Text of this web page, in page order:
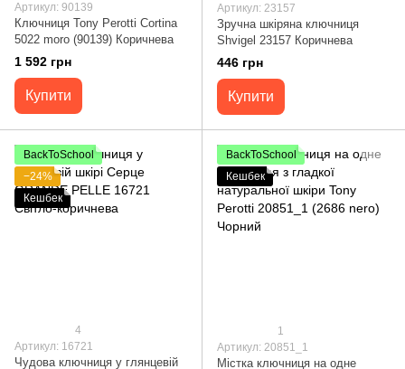
Артикул: 90139
Ключниця Tony Perotti Cortina
5022 moro (90139) Коричнева
1 592 грн
Купити
Артикул: 23157
Зручна шкіряна ключниця
Shvigel 23157 Коричнева
446 грн
Купити
BackToSchool
−24%
Кешбек
4
Артикул: 16721
Чудова ключниця у глянцевій
BackToSchool
Кешбек
1
Артикул: 20851_1
Містка ключниця на одне